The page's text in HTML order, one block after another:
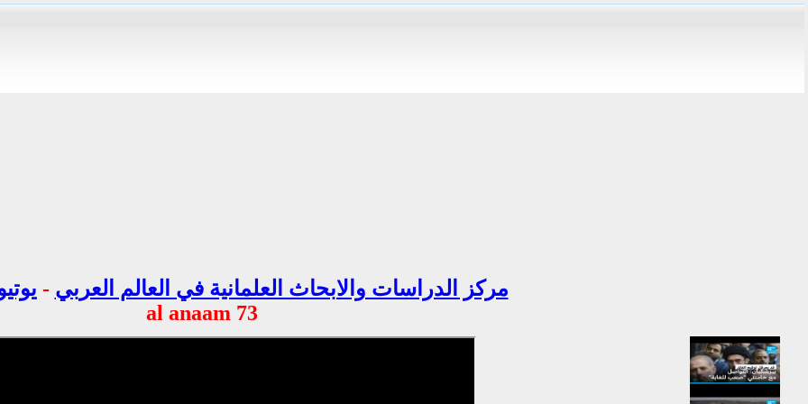
مركز الدراسات والابحاث العلمانية في العالم العربي -
73 al anaam